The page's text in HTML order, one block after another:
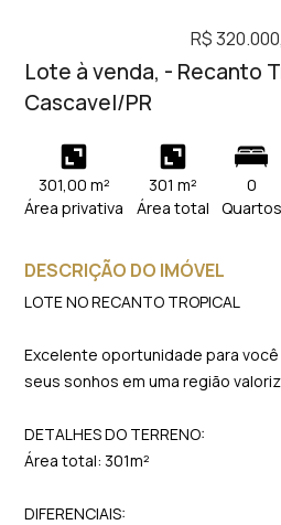
R$
Lote à venda, - Recanto
Cascavel/PR
301,00 m²
Área privativa
301 m²
Área total
0
Quartos
DESCRIÇÃO DO IMÓVEL
LOTE NO RECANTO TROPICAL
Excelente oportunidade para
seus sonhos em uma região
DETALHES DO TERRENO:
Área total: 301m²
DIFERENCIAIS: